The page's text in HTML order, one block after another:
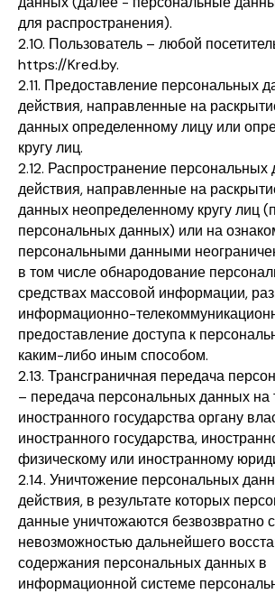
для распространения).
2.10. Пользователь – любой
https://Kred.by.
2.11. Предоставление персональных
действия, направленные на
данных определенному лицу или
кругу лиц.
2.12. Распространение
действия, направленные на
данных неопределенному кругу лиц
персональных данных) или на
персональными данными
в том числе обнародование
средствах массовой информации,
информационно-
предоставление доступа к
каким-либо иным способом.
2.13. Трансграничная передача
– передача персональных данных на
иностранного государства органу
иностранного государства,
физическому или иностранному
2.14. Уничтожение персональных
действия, в результате которых
данные уничтожаются безвозвратно с
невозможностью дальнейшего
содержания персональных данных в
информационной системе